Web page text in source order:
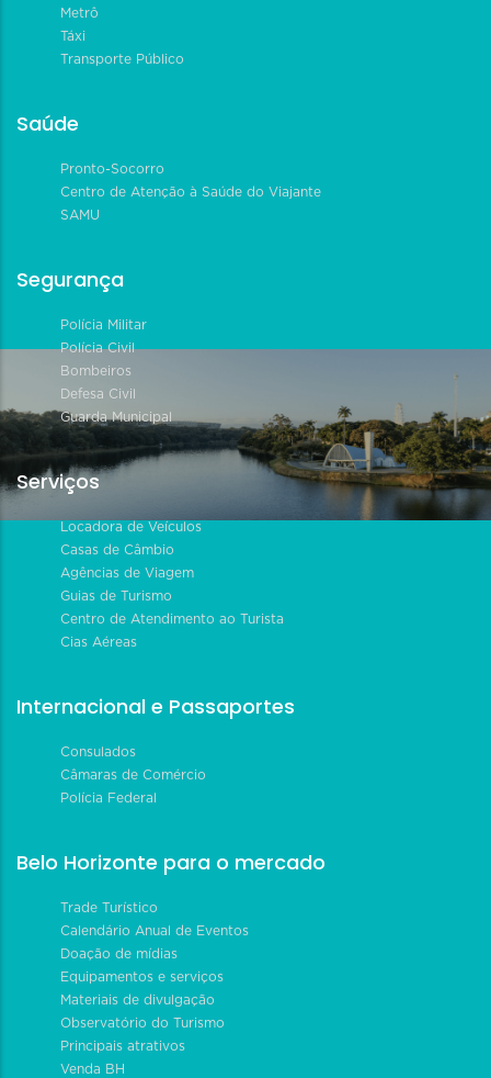
Metrô
Táxi
Transporte Público
Saúde
Pronto-Socorro
Centro de Atenção à Saúde do Viajante
SAMU
Segurança
Polícia Militar
Polícia Civil
Bombeiros
Defesa Civil
Guarda Municipal
Serviços
Locadora de Veículos
Casas de Câmbio
Agências de Viagem
Guias de Turismo
Centro de Atendimento ao Turista
Cias Aéreas
Internacional e Passaportes
Consulados
Câmaras de Comércio
Polícia Federal
Belo Horizonte para o mercado
Trade Turístico
Calendário Anual de Eventos
Doação de mídias
Equipamentos e serviços
Materiais de divulgação
Observatório do Turismo
Principais atrativos
Venda BH